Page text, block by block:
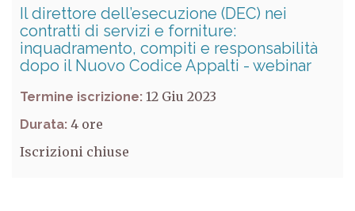
Il direttore dell’esecuzione (DEC) nei
contratti di servizi e forniture:
inquadramento, compiti e responsabilità
dopo il Nuovo Codice Appalti - webinar
Termine iscrizione: 12 Giu 2023
Durata: 4
Iscrizioni chiuse